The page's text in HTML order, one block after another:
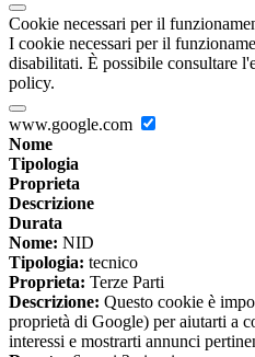
Cookie necessari per il
I cookie necessari per il
disabilitati. È possibile consultare
policy.
www.google.com
Nome
Tipologia
Proprieta
Descrizione
Durata
Nome: NID
Tipologia: tecnico
Proprieta: Terze Parti
Descrizione: Questo cookie è
proprietà di Google) per aiutarti a
interessi e mostrarti annunci